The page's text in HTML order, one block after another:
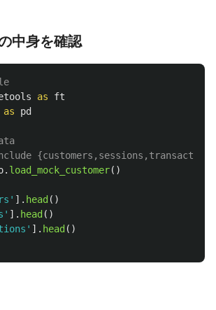
中身を確認
as
ft
as pd
. load_mock_customer()
' ]. head ()
' ]. head ()
' ]. head ()